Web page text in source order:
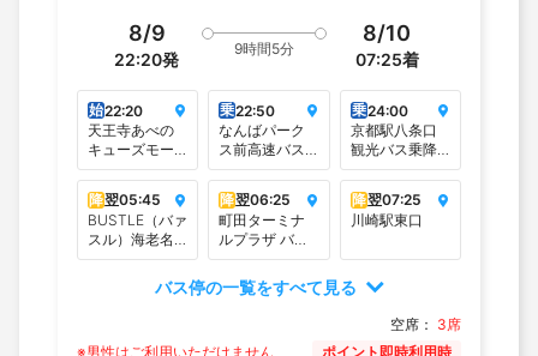
8/9
22:20発
9時間5分
8/10
07:25着
始22:20
天王寺あべの
キューズモー
ル前（谷町線
口）
乗22:50
なんばパーク
ス前高速バス
停留所
乗24:00
京都駅八条口
観光バス乗降
場（アバンテ
降翌05:45
BUSTLE（バァ
スル）海老名
＜イオン海老
名南側平面駐
降翌06:25
町田ターミナ
ルプラザ バス
ターミナル4番
のりば
降翌07:25
川崎駅東口
バス停の一覧をすべて見る
空席： 3席
※男性はご利用いただけません
ポイント即時利用時